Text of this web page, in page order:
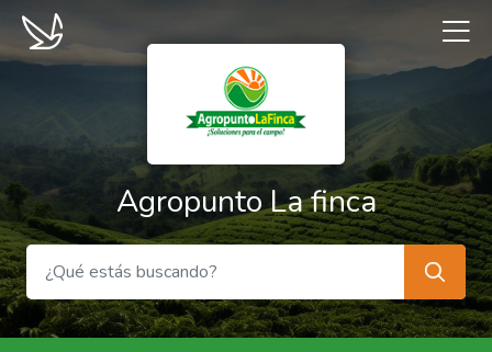
Agropunto La finca